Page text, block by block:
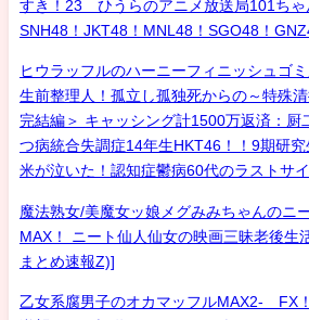
すき！23 ひうらのアニメ放送局101ち
SNH48！JKT48！MNL48！SGO48！
ヒウラッフルのハーニーフィニッシュゴ
生前整理人！孤立し孤独死からの～特殊
完結編＞ キャッシング計1500万返済：厨
つ病統合失調症14年生HKT46！！9期研
米が泣いた！認知症鬱病60代のラストサ
魔法熟女/美魔女ッ娘メグみみちゃんのニ
MAX！ ニート仙人仙女の映画三昧老後生
まとめ速報Z)]
乙女系腐男子のオカマッフルMAX2- FX